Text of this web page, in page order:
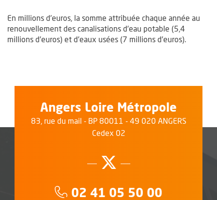
En millions d’euros, la somme attribuée chaque année au
renouvellement des canalisations d’eau potable (5,4
millions d’euros) et d’eaux usées (7 millions d’euros).
Angers Loire Métropole
83, rue du mail - BP 80011 - 49 020 ANGERS
Cedex 02
Suivez-nous
, Ouvre une
Téléphone :
02 41 05 50 00